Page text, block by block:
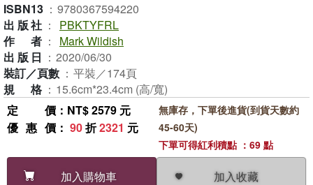
ISBN13 ： 9780367594220
出版社 ：
PBKTYFRL
作者 ：
Mark Wildish
出版日 ： 2020/06/30
裝訂／頁數 ： 平裝／174頁
規格 ： 15.6cm*23.4cm (高/寬)
定價 ：NT$ 2579 元
優惠價 ： 90折2321 元
加入購物車 加入收藏
無庫存，下單後進貨(到貨天數約
45-60天)
下單可得紅利積點 ：69 點